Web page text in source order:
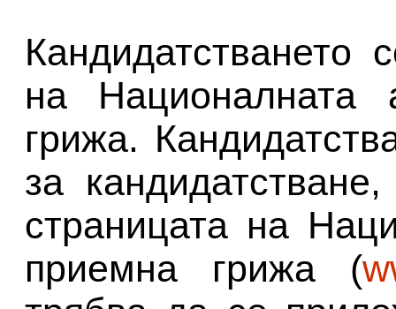
Кандидатстването
на Националната
грижа.
за
страницата на
приемна грижа (